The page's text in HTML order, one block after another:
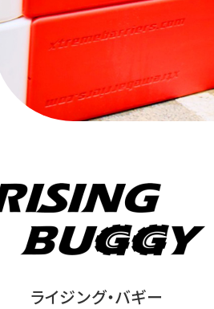
ライジング・バギー